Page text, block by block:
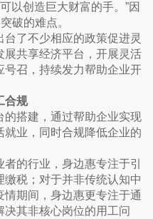
以创造巨大财富的手。”因
破的难点。
了不少相应的政策促进灵
共享经济平台，开展灵活
号召，持续发力帮助企业开
合规
搭建，通过帮助企业实现
业，同时合规降低企业的
的行业，身边惠专注于引
税；对于并非传统认知中
期间，身边惠更专注于通
其非核心岗位的用工问